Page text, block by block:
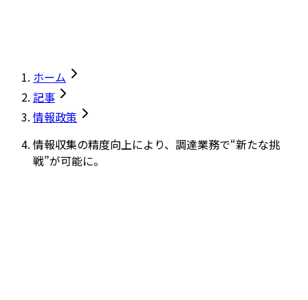
ホーム
記事
情報政策
情報収集の精度向上により、調達業務で“新たな挑
戦”が可能に。